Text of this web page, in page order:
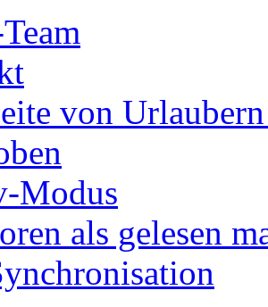
von
Modus
als gelesen